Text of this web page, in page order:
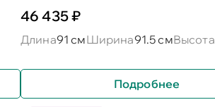
46 435 ₽
Длина91 смШирина91.5 смВысота
Подробнее